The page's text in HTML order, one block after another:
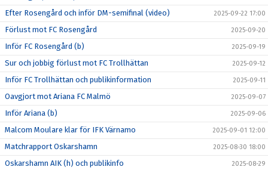
Efter Rosengård och inför DM-semifinal (video) 2025-09-22 17:00
Förlust mot FC Rosengård 2025-09-20
Inför FC Rosengård (b) 2025-09-19
Sur och jobbig förlust mot FC Trollhättan 2025-09-12
Inför FC Trollhättan och publikinformation 2025-09-11
Oavgjort mot Ariana FC Malmö 2025-09-07
Inför Ariana (b) 2025-09-06
Malcom Moulare klar för IFK Värnamo 2025-09-01 12:00
Matchrapport Oskarshamn 2025-08-30 18:00
Oskarshamn AIK (h) och publikinfo 2025-08-29